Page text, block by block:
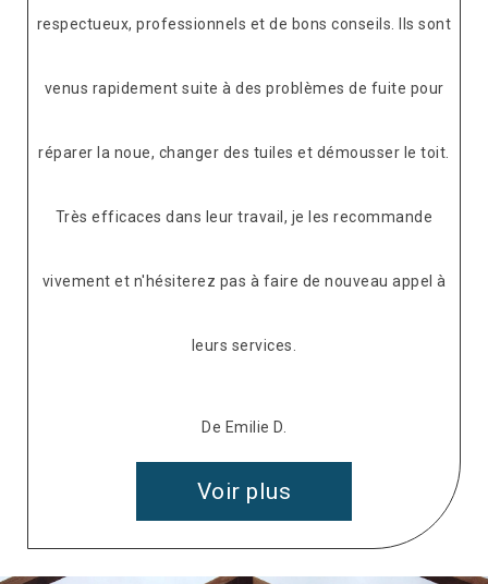
respectueux, professionnels et de bons conseils. Ils sont
venus rapidement suite à des problèmes de fuite pour
réparer la noue, changer des tuiles et démousser le toit.
Très efficaces dans leur travail, je les recommande
vivement et n'hésiterez pas à faire de nouveau appel à
leurs services.
De Emilie D.
Voir plus